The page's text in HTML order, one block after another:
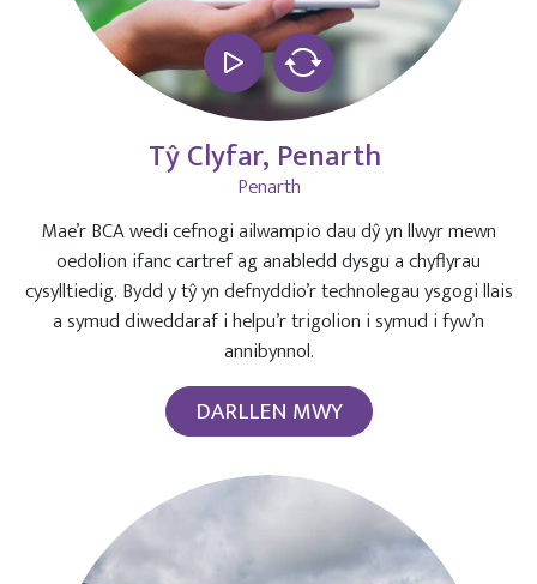
Tŷ Clyfar, Penarth
Penarth
Mae’r BCA wedi cefnogi ailwampio dau dŷ yn llwyr mewn
oedolion ifanc cartref ag anabledd dysgu a chyflyrau
cysylltiedig. Bydd y tŷ yn defnyddio’r technolegau ysgogi llais
a symud diweddaraf i helpu’r trigolion i symud i fyw’n
annibynnol.
DARLLEN MWY